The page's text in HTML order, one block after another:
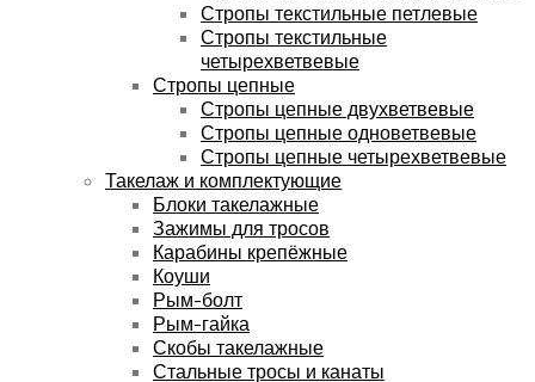
Стропы текстильные петлевые
Стропы текстильные
четырехветвевые
Стропы цепные
Стропы цепные двухветвевые
Стропы цепные одноветвевые
Стропы цепные четырехветвевые
Такелаж и комплектующие
Блоки такелажные
Зажимы для тросов
Карабины крепёжные
Коуши
Рым-болт
Рым-гайка
Скобы такелажные
Стальные тросы и канаты